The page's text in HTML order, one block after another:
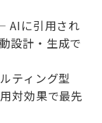
AIに引用され
設計・生成で
ティング型
対効果で最先